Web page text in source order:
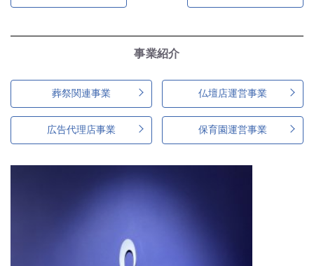
事業紹介
葬祭関連事業 仏壇店運営事業
広告代理店事業 保育園運営事業